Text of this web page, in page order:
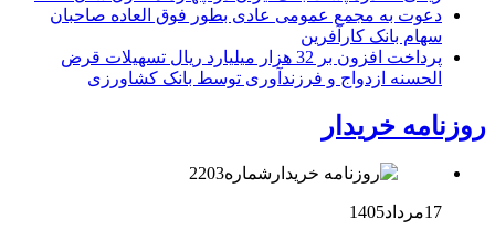
دعوت به مجمع عمومی عادی بطور فوق العاده صاحبان
سهام بانک کارآفرین
پرداخت افزون بر 32 هزار میلیارد ریال تسهیلات قرض
الحسنه ازدواج و فرزندآوری توسط بانک کشاورزی
روزنامه خریدار
17مرداد1405